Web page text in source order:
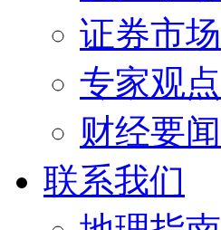
证券市场
专家观点
财经要闻
联系我们